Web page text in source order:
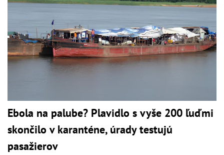
Ebola na palube? Plavidlo s vyše 200 ľuďmi
skončilo v karanténe, úrady testujú
pasažierov